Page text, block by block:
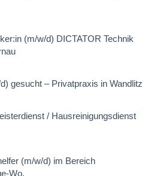
(m/w/d) DICTATOR Technik
gesucht – Privatpraxis in Wandlitz
/ Hausreinigungsdienst
(m/w/d) im Bereich
Wo.